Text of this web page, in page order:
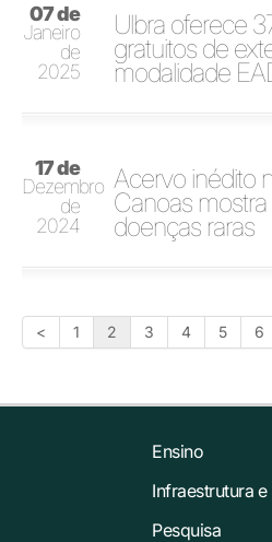
07 de
Janeiro
de
2025
Ulbra oferece
gratuitos de
modalidade
17 de
Dezembro
de
2024
Acervo inédito
Canoas mostra
doenças raras
< 1 2 3 4 5 6
Ensino
Infraestrutura
Pesquisa